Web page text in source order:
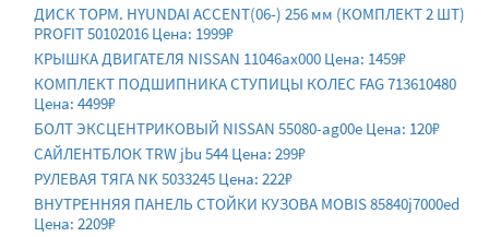
ДИСК ТОРМ. HYUNDAI ACCENT(06-) 256 мм (КОМПЛЕКТ 2 ШТ)
PROFIT 50102016 Цена: 1999₽
КРЫШКА ДВИГАТЕЛЯ NISSAN 11046ax000 Цена: 1459₽
КОМПЛЕКТ ПОДШИПНИКА СТУПИЦЫ КОЛЕС FAG 713610480
Цена: 4499₽
БОЛТ ЭКСЦЕНТРИКОВЫЙ NISSAN 55080-ag00e Цена: 120₽
САЙЛЕНТБЛОК TRW jbu 544 Цена: 299₽
РУЛЕВАЯ ТЯГА NK 5033245 Цена: 222₽
ВНУТРЕННЯЯ ПАНЕЛЬ СТОЙКИ КУЗОВА MOBIS 85840j7000ed
Цена: 2209₽